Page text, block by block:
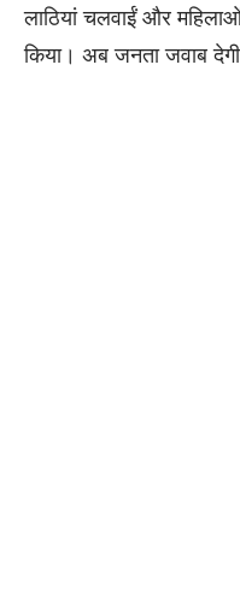
लाठियां चलवाईं और
किया। अब जनता जवाब